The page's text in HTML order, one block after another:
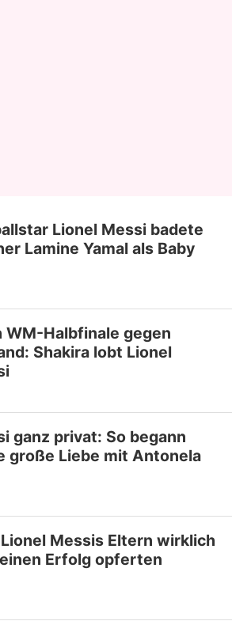
Lionel Messi badete
Lamine Yamal als Baby
WM-Halbfinale gegen
Shakira lobt Lionel
ganz privat: So begann
große Liebe mit Antonela
Messis Eltern wirklich
Erfolg opferten